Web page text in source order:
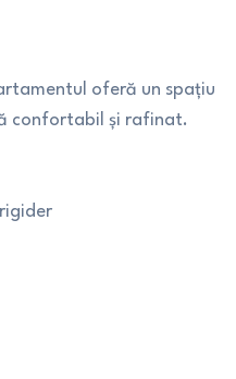
oferă un spațiu
confortabil și rafinat.